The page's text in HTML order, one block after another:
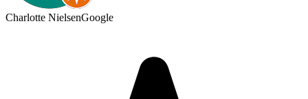
Charlotte NielsenGoogle